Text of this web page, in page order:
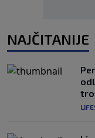
NAJČITANIJE